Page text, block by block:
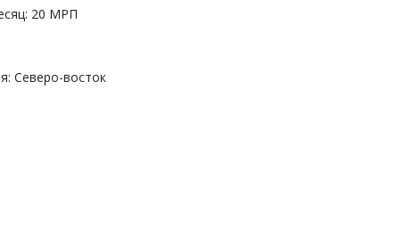
20 МРП
Северо-восток